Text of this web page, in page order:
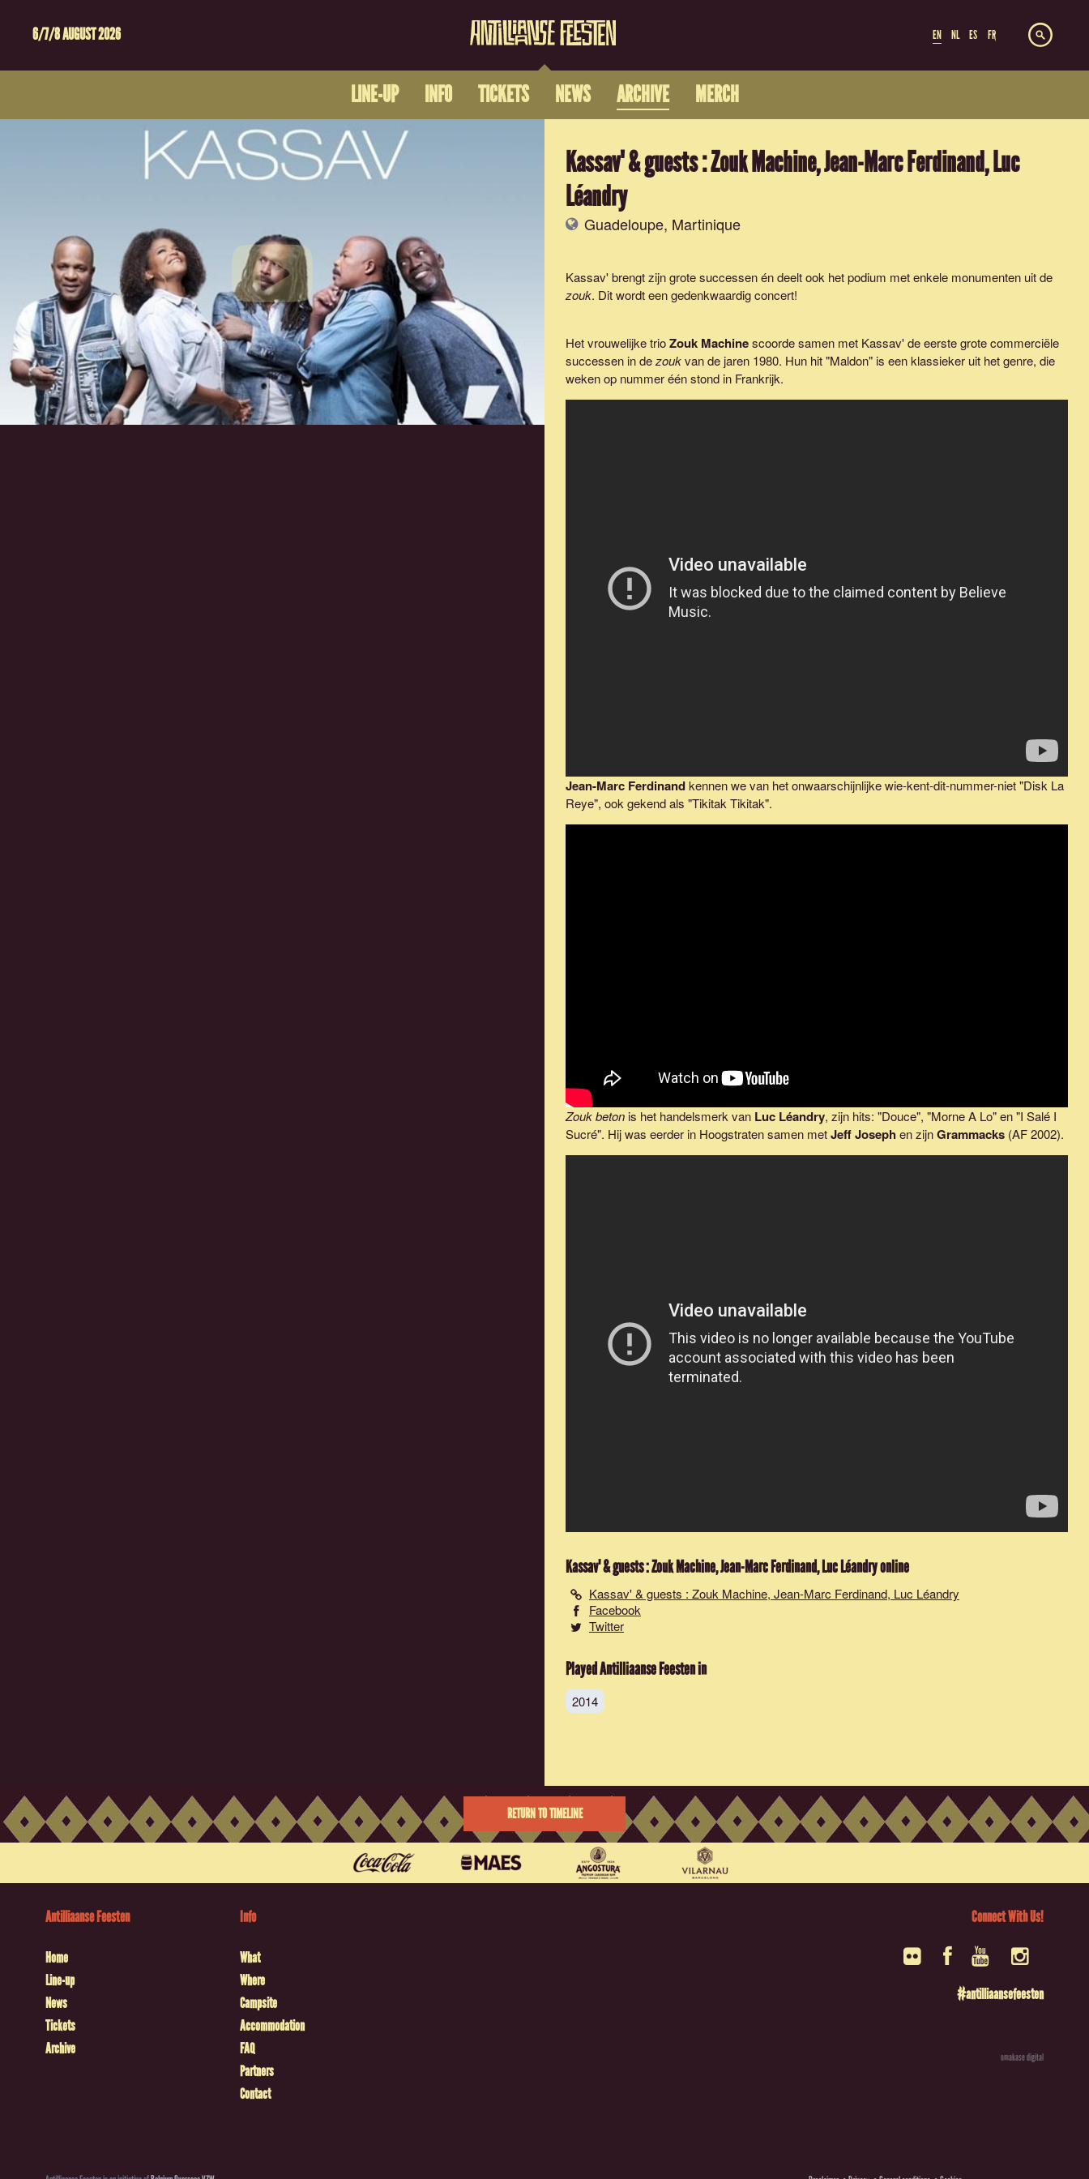
6/7/8 AUGUST 2026 EN NL ES FR
LINE-UP INFO TICKETS NEWS ARCHIVE MERCH
Kassav' & guests : Zouk Machine, Jean-Marc Ferdinand, Luc
Léandry
Guadeloupe, Martinique
Kassav' brengt zijn grote successen én deelt ook het podium met enkele monumenten uit de
zouk. Dit wordt een gedenkwaardig concert!
Het vrouwelijke trioZouk Machinescoorde samen met Kassav' de eerste grote commerciële
successen in dezoukvan de jaren 1980. Hun hit "Maldon" is een klassieker uit het genre, die
weken op nummer één stond in Frankrijk.
Jean-Marc Ferdinandkennen we van het onwaarschijnlijke wie-kent-dit-nummer-niet "Disk La
Reye", ook gekend als "Tikitak Tikitak".
Zouk beton is het handelsmerk van Luc Léandry, zijn hits: "Douce", "Morne A Lo" en "I Salé I
Sucré". Hij was eerder in Hoogstraten samen metJeff Joseph en zijnGrammacks (AF 2002).
Kassav' & guests : Zouk Machine, Jean-Marc Ferdinand, Luc Léandryonline
Kassav' & guests : Zouk Machine, Jean-Marc Ferdinand, Luc Léandry
Facebook
Twitter
Played Antilliaanse Feesten in
2014
RETURN TO TIMELINE
Antilliaanse Feesten
Home
Line-up
News
Tickets
Archive
Info
What
Where
Campsite
Accommodation
FAQ
Partners
Contact
Connect With Us!
#antilliaansefeesten
omakase digital